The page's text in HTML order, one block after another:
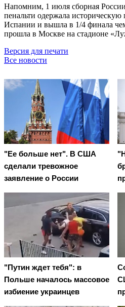
Напомним, 1 июля сборная
пенальти одержала историческую
Испании и вышла в 1/4 финала
прошла в Москве на стадионе
Версия для печати
Все новости
"Ее больше нет". В США
сделали тревожное
заявление о России
"Путин ждет тебя": в
Польше началось массовое
избиение украинцев